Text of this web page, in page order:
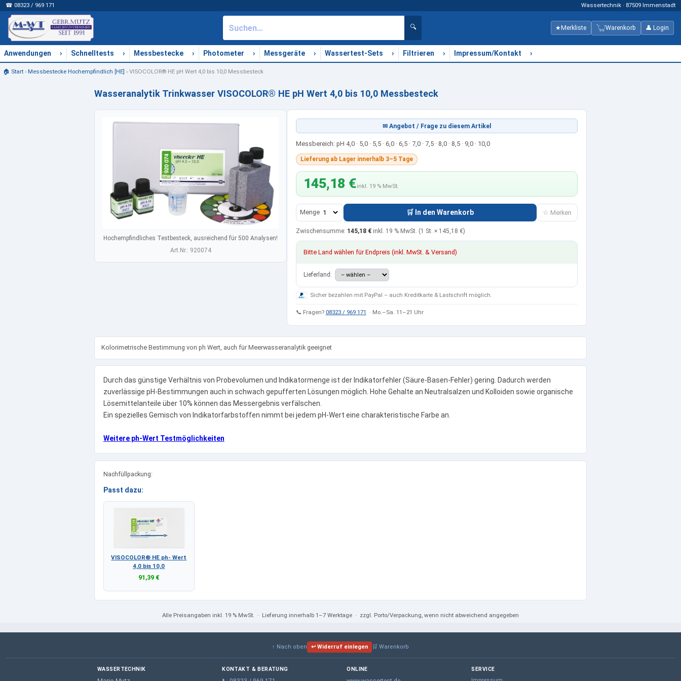
☎ 08323 / 969 171 Wassertechnik · 87509 Immenstadt
🔍 ★ Merkliste Warenkorb 👤 Login
Anwendungen › Schnelltests › Messbestecke › Photometer › Messgeräte › Wassertest-Sets › Filtrieren › Impressum/Kontakt ›
🏠 Start› Messbestecke Hochempfindlich [HE] › VISOCOLOR® HE pH Wert 4,0 bis 10,0 Messbesteck
Wasseranalytik Trinkwasser VISOCOLOR® HE pH Wert 4,0 bis 10,0 Messbesteck
Hochempfindliches Testbesteck, ausreichend für 500 Analysen!
Art.Nr.: 920074
✉ Angebot / Frage zu diesem Artikel
Messbereich: pH 4,0 · 5,0 · 5,5 · 6,0 · 6,5 · 7,0 · 7,5 · 8,0 · 8,5 · 9,0 · 10,0
Lieferung ab Lager innerhalb 3–5 Tage
145,18 €inkl. 19 % MwSt.
Menge 🛒 In den Warenkorb ☆ Merken
Zwischensumme: 145,18 € inkl. 19 % MwSt. (1 St. × 145,18 €)
Bitte Land wählen für Endpreis (inkl. MwSt. & Versand)
Lieferland:
Sicher bezahlen mit PayPal – auch Kreditkarte & Lastschrift möglich.
📞 Fragen? 08323 / 969 171 · Mo.–Sa. 11–21 Uhr
Kolorimetrische Bestimmung von ph Wert, auch für Meerwasseranalytik geeignet
Durch das günstige Verhältnis von Probevolumen und Indikatormenge ist der Indikatorfehler (Säure-Basen-Fehler) gering. Dadurch werden
zuverlässige pH-Bestimmungen auch in schwach gepufferten Lösungen möglich. Hohe Gehalte an Neutralsalzen und Kolloiden sowie organische
Lösemittelanteile über 10% können das Messergebnis verfälschen.
Ein spezielles Gemisch von Indikatorfarbstoffen nimmt bei jedem pH-Wert eine charakteristische Farbe an.
Weitere ph-Wert Testmöglichkeiten
Nachfüllpackung:
Passt dazu:
VISOCOLOR® HE ph- Wert
4,0 bis 10,0
91,39 €
Alle Preisangaben inkl. 19 % MwSt. · Lieferung innerhalb 1–7 Werktage · zzgl. Porto/Verpackung, wenn nicht abweichend angegeben
↑ Nach oben ↩ Widerruf einlegen 🛒 Warenkorb
WASSERTECHNIK KONTAKT & BERATUNG ONLINE SERVICE